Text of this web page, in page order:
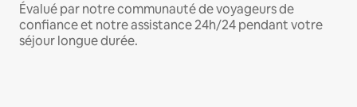
Évalué par notre communauté de voyageurs de
confiance et notre assistance 24h/24 pendant votre
séjour longue durée.